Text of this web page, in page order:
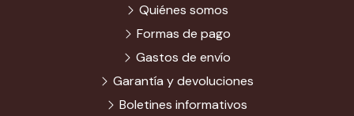
Quiénes somos
Formas de pago
Gastos de envío
Garantía y devoluciones
Boletines informativos